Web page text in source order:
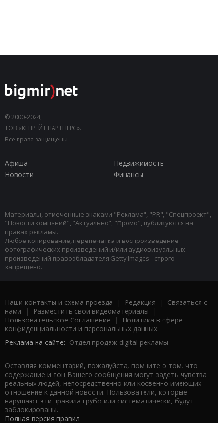
© 2000-2024,
ТОВ «КЕПРЕЙТ ПАРТНЕРС».
Все права защищены.
Афиша
Недвижимость
Новости
Финансы
Материалы, отмеченные знаками "Реклама", "PR", "Спецпроект",
"Новости компаний", "Актуально", "Промо", публикуются на
правах рекламы.
Любое копирование, перепечатка и воспроизведение
фотографических произведений и/или аудиовизуальных
произведений правообладателя Getty Images - строго
запрещено.
Наши контакты и схема проезда | Редакция | Связаться с
нами | Разместить свои видеоматериалы |
Пользовательское Соглашение |
Политика в сфере
конфиденциальности и персональных данных
Реклама на сайте: Отдел продаж digital рекламы
Оставляя комментарий, пожалуйста, помните о том, что
содержание и тон Вашего сообщения могут задеть чувства
реальных людей, непосредственно или косвенно имеющих
отношение к данной новости. Пользователи, которые
нарушают эти правила грубо или систематически, будут
заблокированы.
Полная версия правил